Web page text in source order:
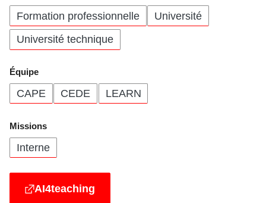
Formation professionnelle
Université
Université technique
Équipe
CAPE CEDE LEARN
Missions
Interne
AI4teaching